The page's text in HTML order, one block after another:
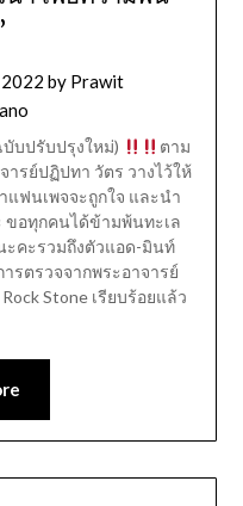
by Prawit
บปรับปรุงใหม่)
ตาม
รย์ปฏิปทา วัตร วางไว้ให้
ฟนเพจจะถูกใจ และนำ
อทุกคนได้ข้ามพ้นทะเล
ะคะรวมถึงตัวแอด-มินท์
รตรวจจากพระอาจารย์
Stone เรียบร้อยแล้ว